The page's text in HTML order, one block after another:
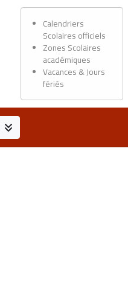
Calendriers
Scolaires officiels
Zones Scolaires
académiques
Vacances & Jours
fériés